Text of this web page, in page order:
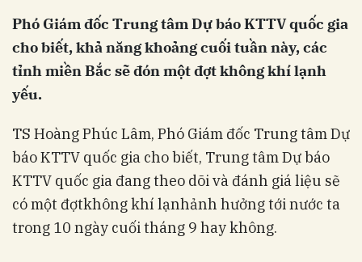
Phó Giám đốc Trung tâm Dự báo KTTV quốc gia
cho biết, khả năng khoảng cuối tuần này, các
tỉnh miền Bắc sẽ đón một đợt không khí lạnh
yếu.
TS Hoàng Phúc Lâm, Phó Giám đốc Trung tâm Dự
báo KTTV quốc gia cho biết, Trung tâm Dự báo
KTTV quốc gia đang theo dõi và đánh giá liệu sẽ
có một đợtkhông khí lạnhảnh hưởng tới nước ta
trong 10 ngày cuối tháng 9 hay không.
Hủy